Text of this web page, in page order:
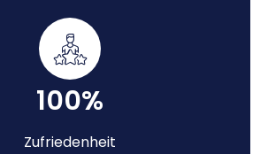
100%
Zufriedenheit